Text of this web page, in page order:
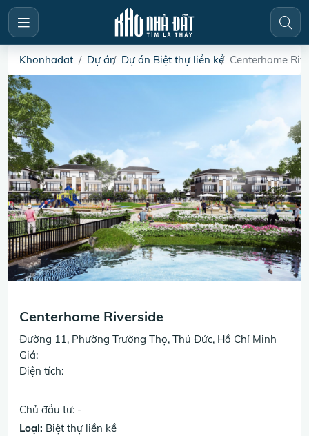
Khonhadat Dự án Dự án Biệt thự liền kề Centerhome
Centerhome Riverside
Đường 11, Phường Trường Thọ, Thủ Đức, Hồ Chí Minh
Giá:
Diện tích:
Chủ đầu tư: -
Loại: Biệt thự liền kề